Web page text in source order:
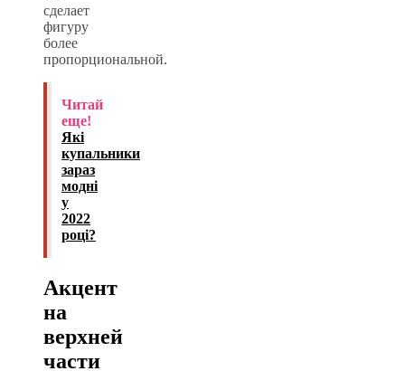
сделает
фигуру
более
пропорциональной.
Читай
еще!
Які
купальники
зараз
модні
у
2022
році?
Акцент
на
верхней
части